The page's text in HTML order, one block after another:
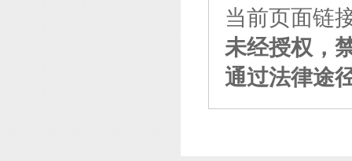
当前页面链
未经授权，
通过法律途